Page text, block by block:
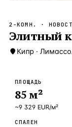
Новороссийск
Стамбул —
ЧАСТО ИЩУТ
Турция Россия
2-КОМН. ·
Элитный
Кипр ·
ПЛОЩАДЬ
85 м²
~9 329 EUR/м²
СПАЛЕН